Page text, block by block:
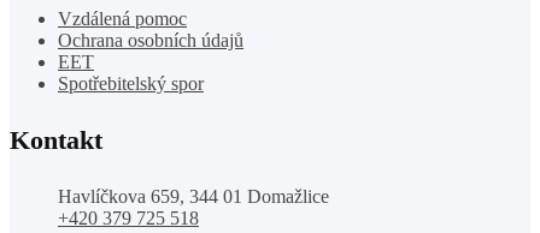
Vzdálená pomoc
Ochrana osobních údajů
EET
Spotřebitelský spor
Kontakt
Havlíčkova 659, 344 01 Domažlice
+420 379 725 518